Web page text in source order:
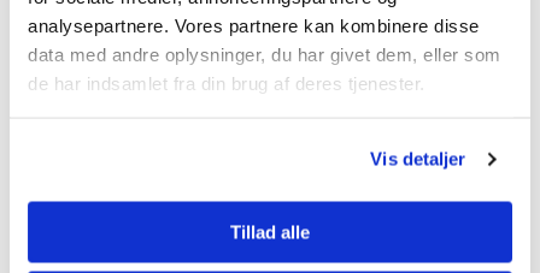
analysepartnere. Vores partnere kan kombinere disse
data med andre oplysninger, du har givet dem, eller som
de har indsamlet fra din brug af deres tjenester.
Vis detaljer
Tillad alle
Valg af bredbånd i Faxe
Selvom Faxe måske er bedst kendt for sin naturlige
skønhed, har den også adgang til moderne
bredbåndsvalg varierer efter behov og beliggenhed
Fordele ved at sammenligne med
Tjenestetorvet